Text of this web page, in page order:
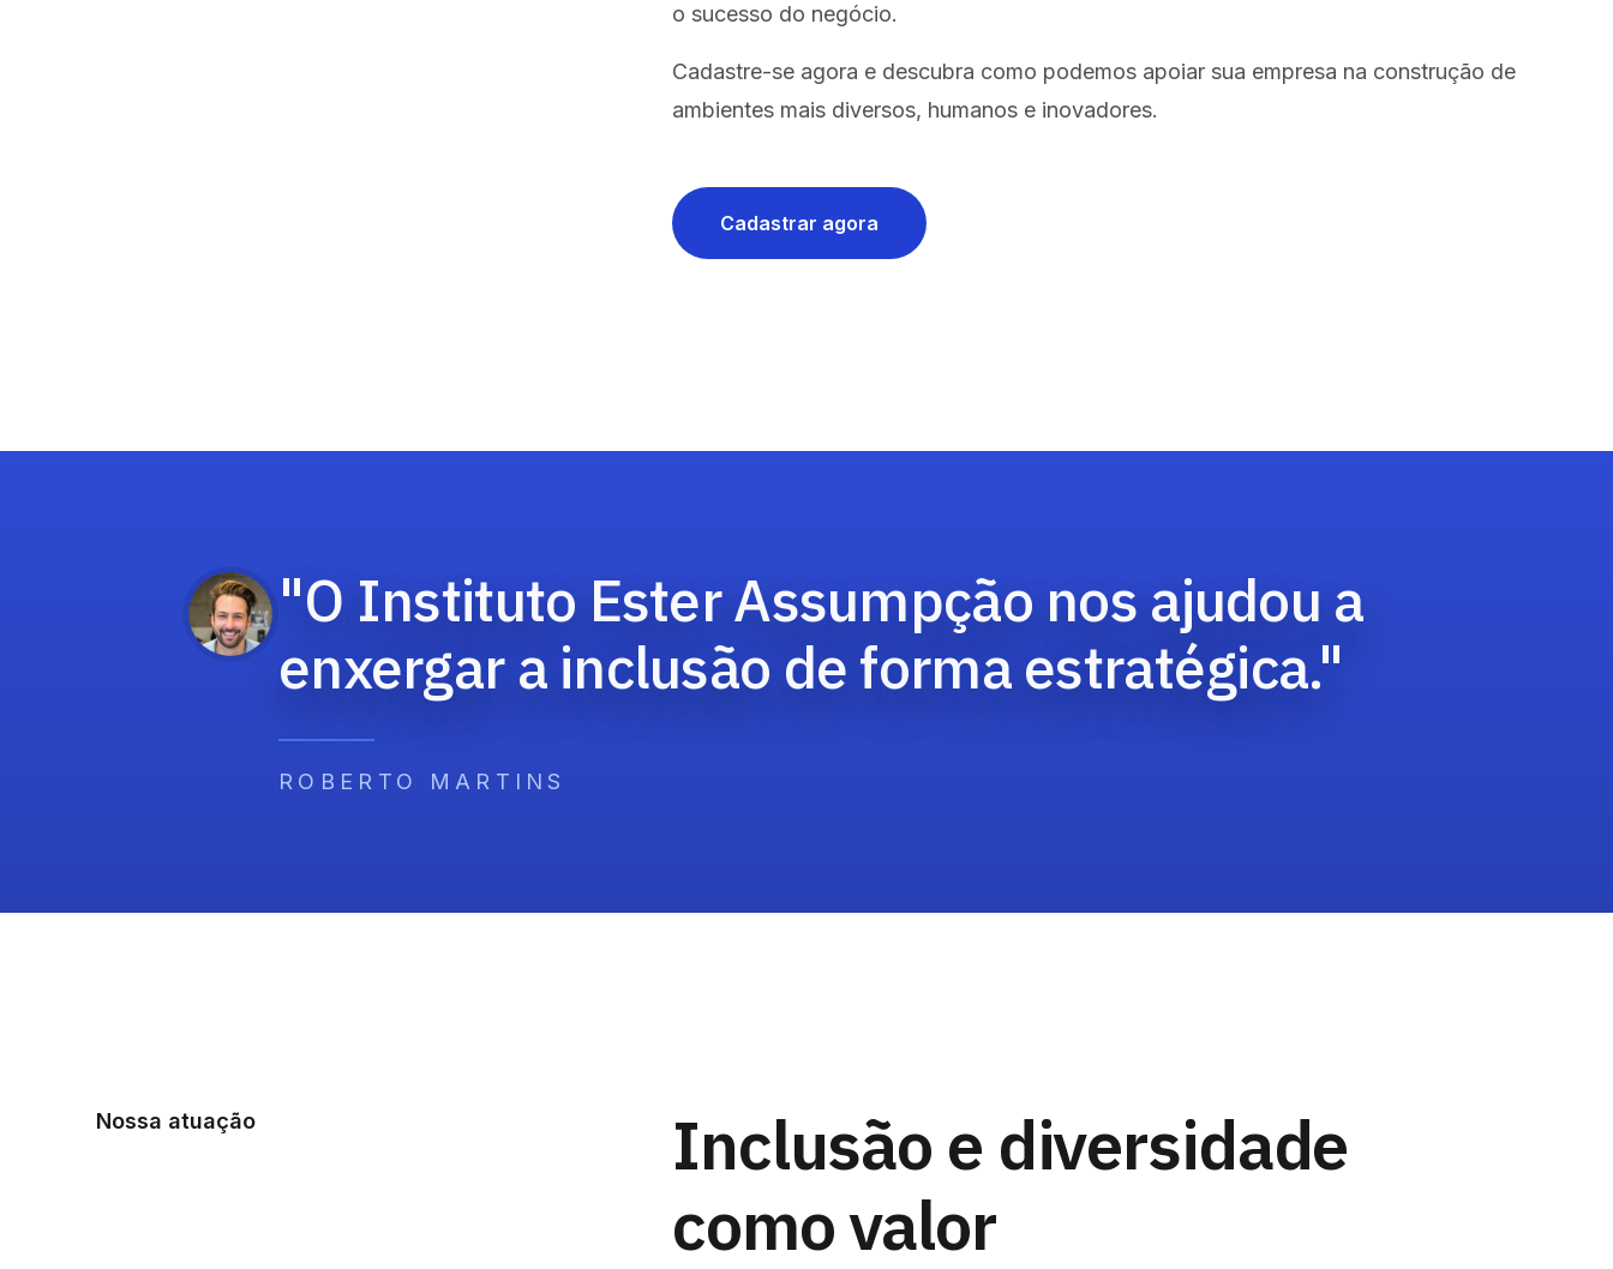
o sucesso do negócio.
Cadastre-se agora e descubra como podemos apoiar sua empresa na construção de
ambientes mais diversos, humanos e inovadores.
Cadastrar agora
"O Instituto Ester Assumpção nos ajudou a
enxergar a inclusão de forma estratégica."
ROBERTO MARTINS
Nossa atuação
Inclusão e diversidade
como valor